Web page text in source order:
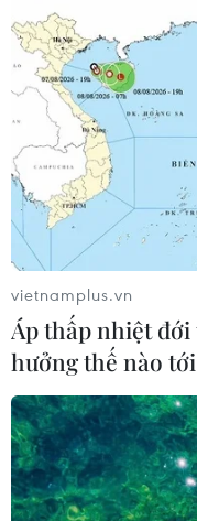
vietnamplus.vn
Áp thấp nhiệt đới
hưởng thế nào